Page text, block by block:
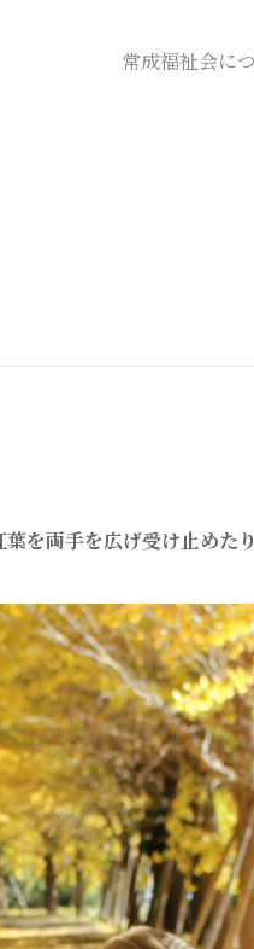
常成福祉会に
を両手を広げ受け止めた